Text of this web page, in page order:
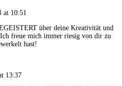
at 10:51
über deine Kreativität und
freue mich immer riesig von dir zu
hast!
13:37